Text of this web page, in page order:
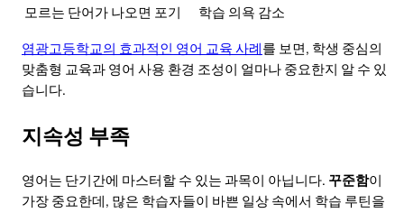
모르는 단어가 나오면 포기
학습 의욕 감소
염광고등학교의 효과적인 영어 교육 사례를 보면, 학생 중심의
맞춤형 교육과 영어 사용 환경 조성이 얼마나 중요한지 알 수 있
습니다.
지속성 부족
영어는 단기간에 마스터할 수 있는 과목이 아닙니다. 꾸준함이
가장 중요한데, 많은 학습자들이 바쁜 일상 속에서 학습 루틴을